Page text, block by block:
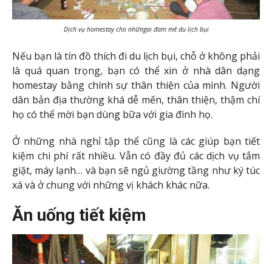
Dịch vụ homestay cho nhữngai đam mê du lịch bụi
Nếu bạn là tín đồ thích đi du lịch bụi, chỗ ở không phải
là quá quan trọng, bạn có thể xin ở nhà dân dạng
homestay bằng chính sự thân thiện của mình. Người
dân bản địa thường khá dễ mến, thân thiện, thậm chí
họ có thể mời bạn dùng bữa với gia đình họ.
Ở những nhà nghỉ tập thể cũng là các giúp bạn tiết
kiệm chi phí rất nhiều. Vẫn có đầy đủ các dịch vụ tắm
giặt, máy lạnh… và bạn sẽ ngủ giường tầng như ký túc
xá và ở chung với những vị khách khác nữa.
Ăn uống tiết kiệm